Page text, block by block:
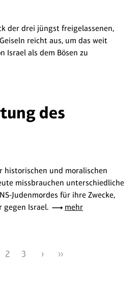
der drei jüngst freigelassenen,
reicht aus, um das weit
Israel als dem Bösen zu
des
historischen und moralischen
missbrauchen unterschiedliche
Judenmordes für ihre Zwecke,
gegen Israel.
mehr
2 3 › ››